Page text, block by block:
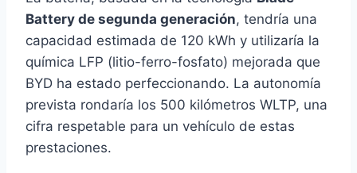
Battery de segunda generación, tendría una
capacidad estimada de 120 kWh y utilizaría la
química LFP (litio-ferro-fosfato) mejorada que
BYD ha estado perfeccionando. La autonomía
prevista rondaría los 500 kilómetros WLTP, una
cifra respetable para un vehículo de estas
prestaciones.